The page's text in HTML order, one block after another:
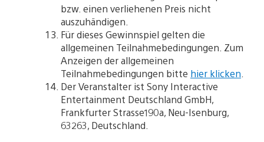
bzw. einen verliehenen Preis nicht
auszuhändigen.
Für dieses Gewinnspiel gelten die
allgemeinen Teilnahmebedingungen. Zum
Anzeigen der allgemeinen
Teilnahmebedingungen bitte hier klicken
Der Veranstalter ist Sony Interactive
Entertainment Deutschland GmbH,
Frankfurter Strasse190a, Neu-Isenburg,
63263, Deutschland.